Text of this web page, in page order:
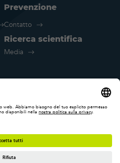
Prevenzione
Contatto
Ricerca scientifica
Media
dei